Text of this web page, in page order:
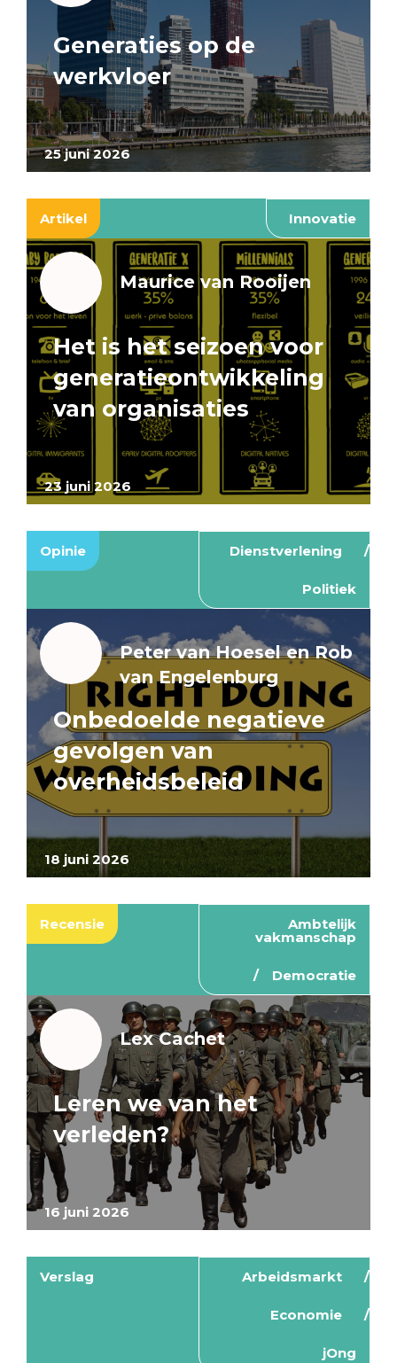
25 juni 2026
Generaties op de
werkvloer
Artikel Innovatie
23 juni 2026
Maurice van Rooijen
Het is het seizoen voor
generatieontwikkeling
van organisaties
Opinie Dienstverlening
Politiek
18 juni 2026
Peter van Hoesel en Rob
van Engelenburg
Onbedoelde negatieve
gevolgen van
overheidsbeleid
Recensie Ambtelijk
vakmanschap
Democratie
16 juni 2026
Lex Cachet
Leren we van het
verleden?
Verslag Arbeidsmarkt
Economie
jOng